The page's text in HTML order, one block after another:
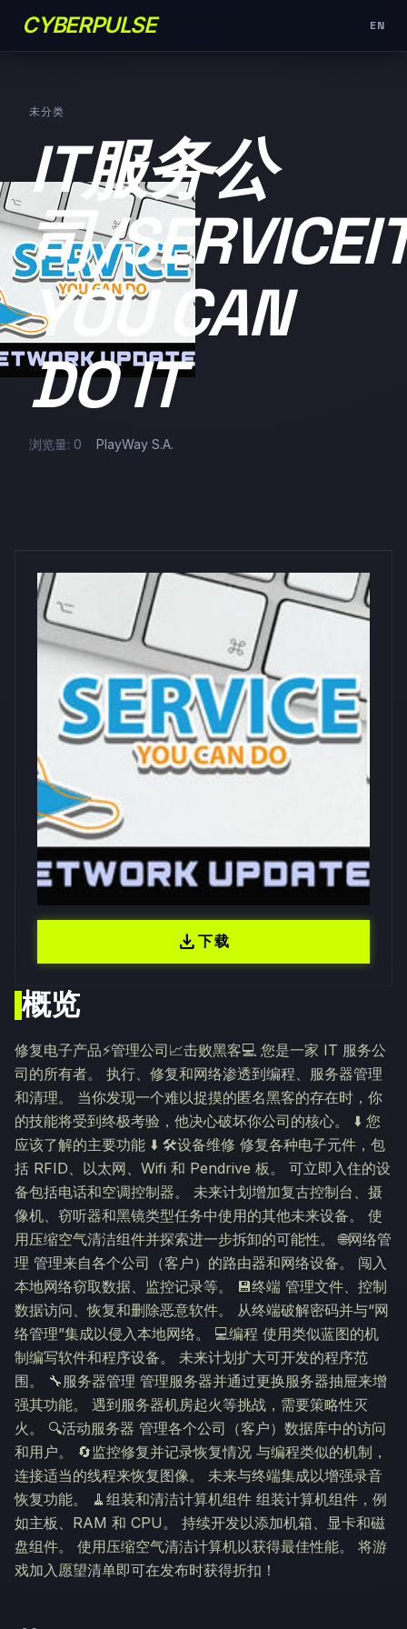
CYBERPULSE EN
未分类
IT服务公
司/
YOU CAN
DO IT
浏览量: 0 PlayWay S.A.
概览
修复电子产品⚡️管理公司📈击败黑客💻 您是一家 IT 服务公
司的所有者。 执行、修复和网络渗透到编程、服务器管理
和清理。 当你发现一个难以捉摸的匿名黑客的存在时，你
的技能将受到终极考验，他决心破坏你公司的核心。 ⬇️ 您
应该了解的主要功能 ⬇️ 🛠️设备维修 修复各种电子元件，包
括 RFID、以太网、Wifi 和 Pendrive 板。 可立即入住的设
备包括电话和空调控制器。 未来计划增加复古控制台、摄
像机、窃听器和黑镜类型任务中使用的其他未来设备。 使
用压缩空气清洁组件并探索进一步拆卸的可能性。 🌐网络管
理 管理来自各个公司（客户）的路由器和网络设备。 闯入
本地网络窃取数据、监控记录等。 💾终端 管理文件、控制
数据访问、恢复和删除恶意软件。 从终端破解密码并与“网
络管理”集成以侵入本地网络。 💻编程 使用类似蓝图的机
制编写软件和程序设备。 未来计划扩大可开发的程序范
围。 🔧服务器管理 管理服务器并通过更换服务器抽屉来增
强其功能。 遇到服务器机房起火等挑战，需要策略性灭
火。 🔍活动服务器 管理各个公司（客户）数据库中的访问
和用户。 🔄监控修复并记录恢复情况 与编程类似的机制，
连接适当的线程来恢复图像。 未来与终端集成以增强录音
恢复功能。 🧹组装和清洁计算机组件 组装计算机组件，例
如主板、RAM 和 CPU。 持续开发以添加机箱、显卡和磁
盘组件。 使用压缩空气清洁计算机以获得最佳性能。 将游
戏加入愿望清单即可在发布时获得折扣！
download下载